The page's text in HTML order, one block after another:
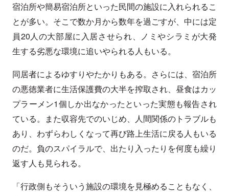
宿泊所や簡易宿泊所といった民間の施設に入れられるこ
とが多い。そこで数か月から数年を過ごすが、中には定
員20人の大部屋に入居させられ、ノミやシラミが大発
生する劣悪な環境に追いやられる人もいる。
同居者によるゆすりやたかりもある。さらには、宿泊所
の悪徳業者に生活保護費の大半を搾取され、昼食はカッ
プラーメン1個しか出なかったといった実態も報告され
ている。また収容先でのいじめ、人間関係のトラブルも
あり、わずらわしくなって再び路上生活に戻る人もいる
のだ。負のスパイラルで、出たり入ったりを何度も繰り
返す人も見られる。
「行政側もそういう施設の環境を見極めることもなく、